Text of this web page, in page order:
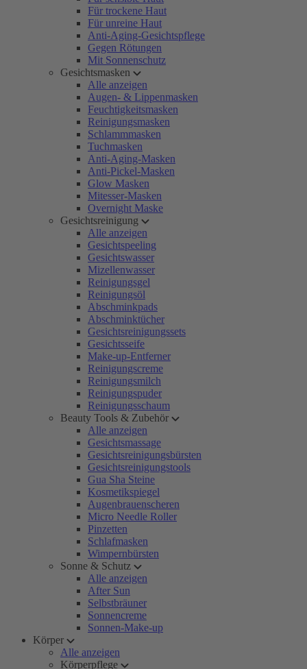
Für trockene Haut
Für unreine Haut
Anti-Aging-Gesichtspflege
Gegen Rötungen
Mit Sonnenschutz
Gesichtsmasken
Alle anzeigen
Augen- & Lippenmasken
Feuchtigkeitsmasken
Reinigungsmasken
Schlammmasken
Tuchmasken
Anti-Aging-Masken
Anti-Pickel-Masken
Glow Masken
Mitesser-Masken
Overnight Maske
Gesichtsreinigung
Alle anzeigen
Gesichtspeeling
Gesichtswasser
Mizellenwasser
Reinigungsgel
Reinigungsöl
Abschminkpads
Abschminktücher
Gesichtsreinigungssets
Gesichtsseife
Make-up-Entferner
Reinigungscreme
Reinigungsmilch
Reinigungspuder
Reinigungsschaum
Beauty Tools & Zubehör
Alle anzeigen
Gesichtsmassage
Gesichtsreinigungsbürsten
Gesichtsreinigungstools
Gua Sha Steine
Kosmetikspiegel
Augenbrauenscheren
Micro Needle Roller
Pinzetten
Schlafmasken
Wimpernbürsten
Sonne & Schutz
Alle anzeigen
After Sun
Selbstbräuner
Sonnencreme
Sonnen-Make-up
Körper
Alle anzeigen
Körperpflege